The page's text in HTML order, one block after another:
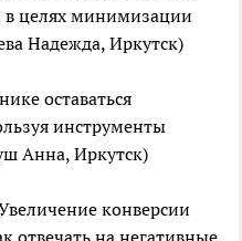
целях минимизации
Надежда, Иркутск)
оставаться
инструменты
Анна, Иркутск)
конверсии
отвечать на негативные